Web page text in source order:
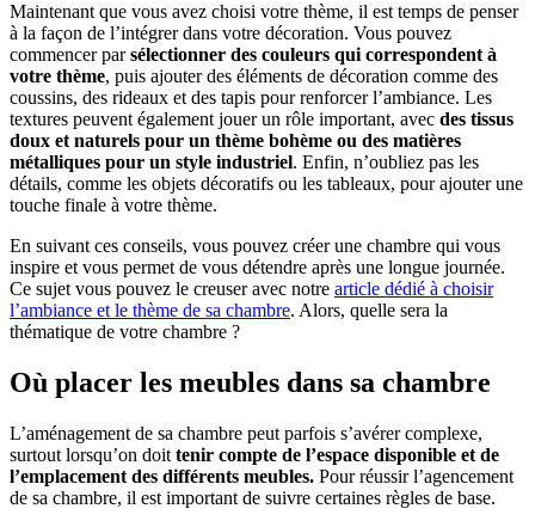
Maintenant que vous avez choisi votre thème, il est temps de penser
à la façon de l’intégrer dans votre décoration. Vous pouvez
commencer parsélectionner des couleurs qui correspondent à
votre thème, puis ajouter des éléments de décoration comme des
coussins, des rideaux et des tapis pour renforcer l’ambiance. Les
textures peuvent également jouer un rôle important, avec des tissus
doux et naturels pour un thème bohème ou des matières
métalliques pour un style industriel. Enfin, n’oubliez pas les
détails, comme les objets décoratifs ou les tableaux, pour ajouter une
touche finale à votre thème.
En suivant ces conseils, vous pouvez créer une chambre qui vous
inspire et vous permet de vous détendre après une longue journée.
Ce sujet vous pouvez le creuser avec notre article dédié à choisir
l’ambiance et le thème de sa chambre. Alors, quelle sera la
thématique de votre chambre ?
Où placer les meubles dans sa chambre
L’aménagement de sa chambre peut parfois s’avérer complexe,
surtout lorsqu’on doit tenir compte de l’espace disponible et de
l’emplacement des différents meubles. Pour réussir l’agencement
de sa chambre, il est important de suivre certaines règles de base.